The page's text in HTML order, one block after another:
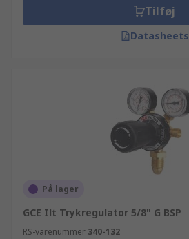
Tilføj
Datasheets
På lager
GCE Ilt Trykregulator 5/8" G BSP
RS-varenummer 340-132